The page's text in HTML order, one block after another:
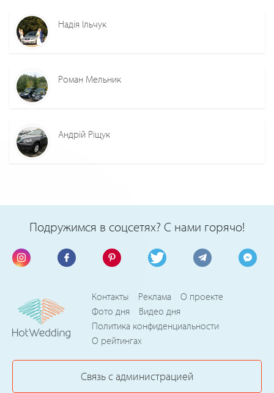
Надія Ільчук
Роман Мельник
Андрій Ріщук
Подружимся в соцсетях? С нами горячо!
Контакты Реклама
О проекте
Фото дня
Видео дня
Политика конфиденциальности
О рейтингах
Связь с администрацией